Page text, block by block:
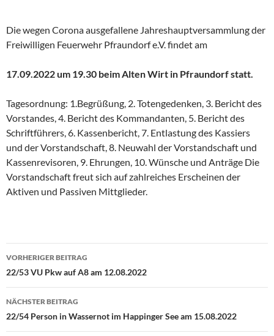
Die wegen Corona ausgefallene Jahreshauptversammlung der
Freiwilligen Feuerwehr Pfraundorf e.V. findet am
17.09.2022 um 19.30 beim Alten Wirt in Pfraundorf statt.
Tagesordnung: 1.Begrüßung, 2. Totengedenken, 3. Bericht des
Vorstandes, 4. Bericht des Kommandanten, 5. Bericht des
Schriftführers, 6. Kassenbericht, 7. Entlastung des Kassiers
und der Vorstandschaft, 8. Neuwahl der Vorstandschaft und
Kassenrevisoren, 9. Ehrungen, 10. Wünsche und Anträge Die
Vorstandschaft freut sich auf zahlreiches Erscheinen der
Aktiven und Passiven Mittglieder.
Beitragsnavigation
VORHERIGER BEITRAG
22/53 VU Pkw auf A8 am 12.08.2022
NÄCHSTER BEITRAG
22/54 Person in Wassernot im Happinger See am 15.08.2022